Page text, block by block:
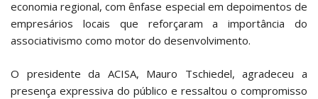
economia regional, com ênfase especial em depoimentos de
empresários locais que reforçaram a importância do
associativismo como motor do desenvolvimento.
O presidente da ACISA, Mauro Tschiedel, agradeceu a
presença expressiva do público e ressaltou o compromisso